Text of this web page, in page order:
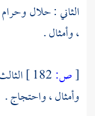
الثاني : حلال
، وأمثال .
[ص:
وأمثال ، واحتجاج .